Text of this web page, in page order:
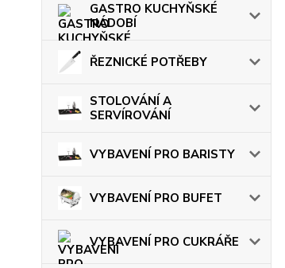
GASTRO KUCHYŇSKÉ
NÁDOBÍ
ŘEZNICKÉ POTŘEBY
STOLOVÁNÍ A
SERVÍROVÁNÍ
VYBAVENÍ PRO BARISTY
VYBAVENÍ PRO BUFET
VYBAVENÍ PRO CUKRÁŘE